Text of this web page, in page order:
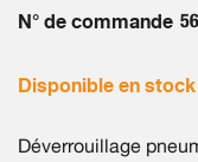
N° de commande
Disponible en stock
Déverrouillage